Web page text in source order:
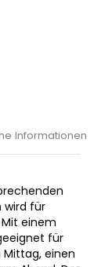
Informationen
wird für
einem
für
Mittag, einen